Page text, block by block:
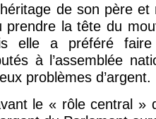
de son père et
prendre la tête du
elle a préféré
à l’assemblée
problèmes d’argent.
le « rôle central »